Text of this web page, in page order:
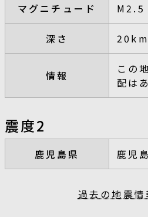
マグニチュード M2.5
深さ 20km
情報
この
配は
震度2
鹿児島県 鹿児
過去の地震